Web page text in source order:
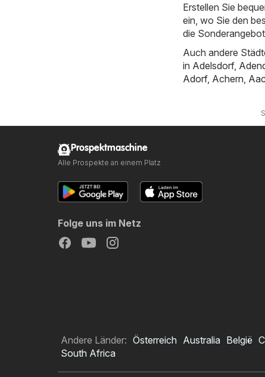
Erstellen Sie
ein, wo Sie den
die
Auch andere
in Adelsdorf,
Adorf, Achern
Prospektmaschine
Alle Prospekte an einem Platz
Folge uns im Netz
Andere Länder: Österreich Australia België
South Africa